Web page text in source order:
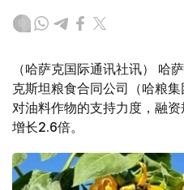
（哈萨克国际通讯社讯） 哈
克斯坦粮食合同公司（哈粮
对油料作物的支持力度，融
增长2.6倍。